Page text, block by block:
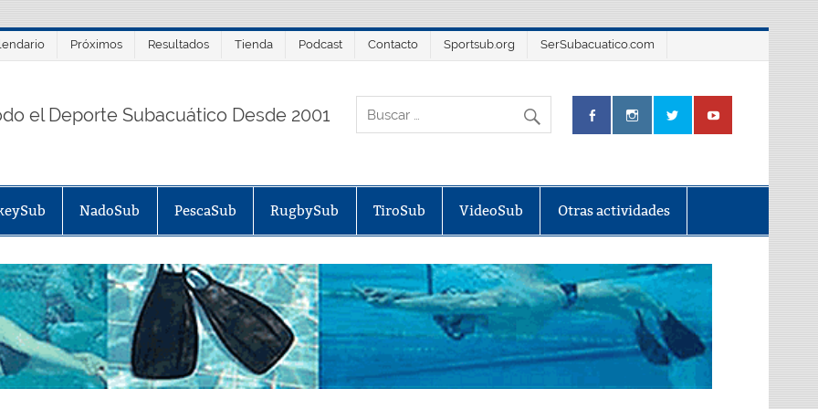
Próximos Resultados Tienda Podcast Contacto Sportsub.org SerSubacuatico.com
el Deporte Subacuático Desde 2001
NadoSub PescaSub RugbySub TiroSub VideoSub Otras actividades